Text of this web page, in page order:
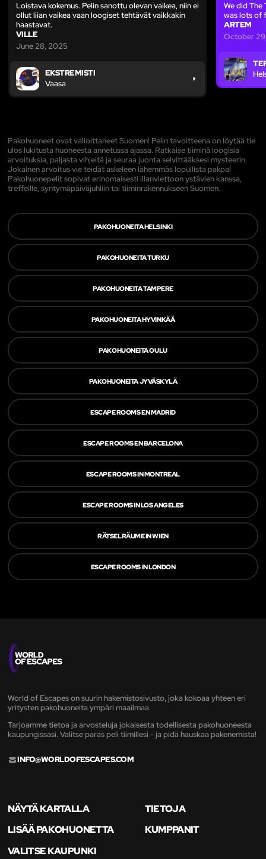
Loistava kokemus. Pelin sanottu olevan vaikea, niin ei
ollut liian vaikea vaan loogiset tehtävät vaikkakin
haastavat.
VILLE
June 28, 2025
EKSTREMISTI
Vaasa
We did The
was lots of
ARTEM
October
Pakohuoneet ovat valloittaneet Suomen! Pelin tavoitteena on löytää tie
ulos lukitusta huoneesta annetussa ajassa. Ratkaise tiiminä loogisia
arvoituksia, paljasta vihjeitä ja seuraa juonta selvittääksesi mysteerin.
Jokainen arvoitus vie teidät askeleen lähemmäs lopullista pakoa!
Pakohuonepelit sopivat erinomaisesti illanviettoon ystävien kanssa,
treffeille, syntymäpäiväjuhliin tai tiiminrakennukseen Suomen.
PAKOHUONEITA HELSINKI
PAKOHUONEITA TURKU
PAKOHUONEITA TAMPERE
PAKOHUONEITA HYVINKÄÄ
PAKOHUONEITA OULU
PAKOHUONEITA JYVÄSKYLÄ
ESCAPE ROOMS EN MADRID
ESCAPE ROOMS EN BARCELONA
ESCAPE ROOMS IN MONTREAL
ESCAPE ROOMS IN LOS ANGELES
RÄTSELRÄUME IN WIEN
ESCAPE ROOMS IN LONDON
World of Escapes on suurin hakemistosivusto, joka kokoaa yhteen eri
yritysten pakohuoneita ympäri maailmaa.
Tarjoamme tietoa ja arvosteluja jokaisesta todellisesta pakohuoneesta
kaupungissasi. Valitse paras peli tiimillesi - ja pidä hauskaa pakenemista!
INFO@WORLDOFESCAPES.COM
NÄYTÄ KARTALLA
TIETOJA
LISÄÄ PAKOHUONETTA
KUMPPANIT
VALITSE KAUPUNKI